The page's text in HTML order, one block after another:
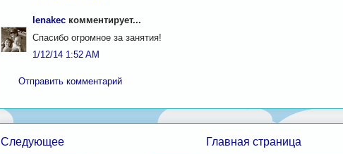
lenakec комментирует...
Спасибо огромное за занятия!
1/12/14 1:52 AM
Отправить комментарий
Следующее Главная страница